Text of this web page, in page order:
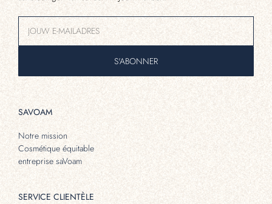
S'ABONNER
SAVOAM
Notre mission
Cosmétique équitable
entreprise saVoam
SERVICE CLIENTÈLE